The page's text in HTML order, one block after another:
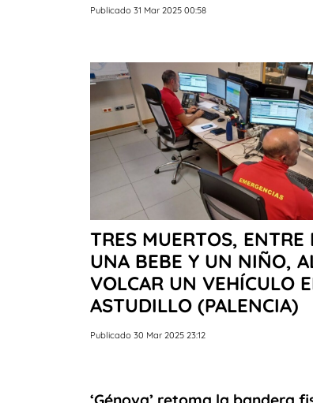
Publicado 31 Mar 2025 00:58
TRES MUERTOS, ENTRE
UNA BEBE Y UN NIÑO,
VOLCAR UN VEHÍCULO
ASTUDILLO (PALENCIA)
Publicado 30 Mar 2025 23:12